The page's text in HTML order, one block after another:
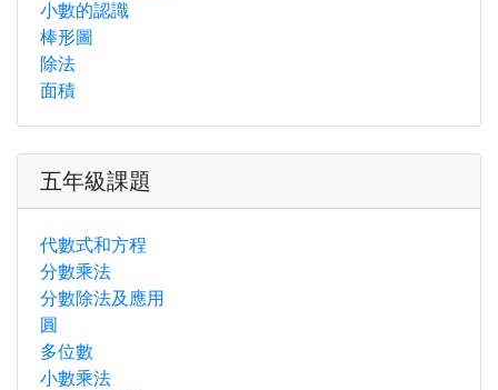
小數的認識
棒形圖
除法
面積
五年級課題
代數式和方程
分數乘法
分數除法及應用
圓
多位數
小數乘法